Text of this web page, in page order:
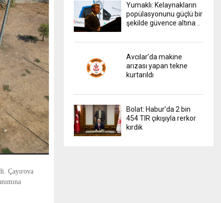
Çayırova
Yumaklı: Kelaynakların
popülasyonunu güçlü bir
şekilde güvence altına ..
Avcılar’da makine
arızası yapan tekne
kurtarıldı
Bolat: Habur’da 2 bin
454 TIR çıkışıyla rerkor
kırdık